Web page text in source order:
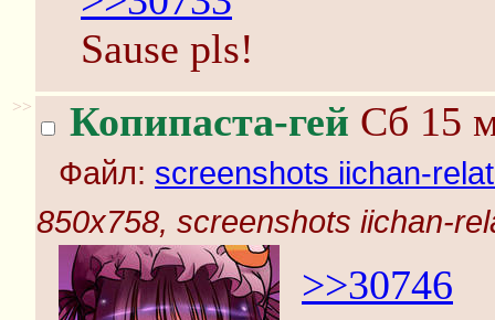
Sause pls!
>> Копипаста-гей Сб 15
Файл: screenshots iichan-
850x758, screenshots iichan-
>>30746